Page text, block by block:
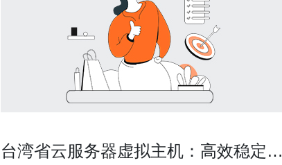
台湾省云服务器虚拟主机：高效稳定的